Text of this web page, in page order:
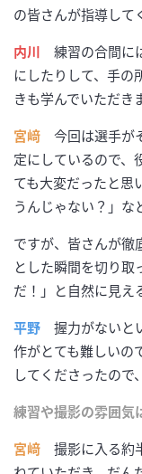
の皆さんが指導して
内川 練習の合間に
にしたりして、手の
きも学んでいただき
宮﨑 今回は選手が
定にしているので、
ても大変だったと思
うんじゃない？」な
ですが、皆さんが徹
とした瞬間を切り取
だ！」と自然に見え
平野 握力がないと
作がとても難しいの
してくださったので
練習や撮影の雰囲気
宮﨑 撮影に入る約